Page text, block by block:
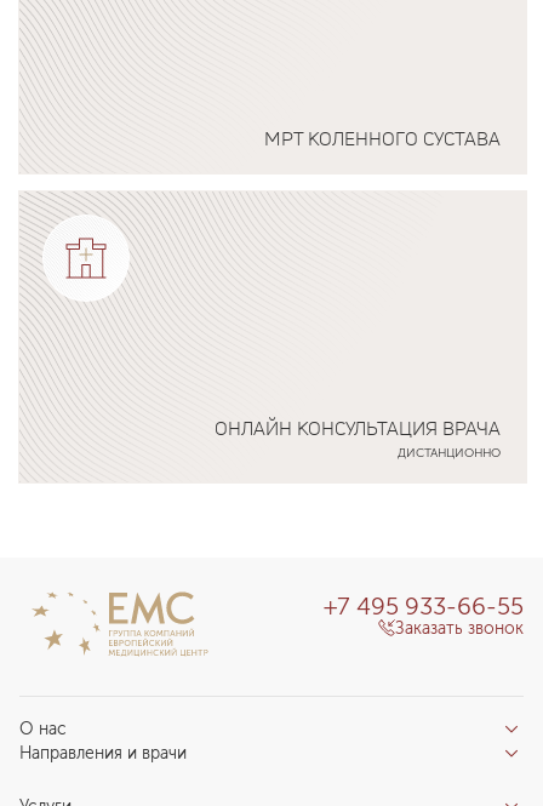
МРТ КОЛЕННОГО СУСТАВА
Подробнее о программе
ОНЛАЙН КОНСУЛЬТАЦИЯ ВРАЧА
ДИСТАНЦИОННО
О нас
Отзывы пациентов
О клинике
Направления и врачи
+7 495 933-66-55
Заказать звонок